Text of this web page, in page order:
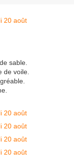
sable.
de voile.